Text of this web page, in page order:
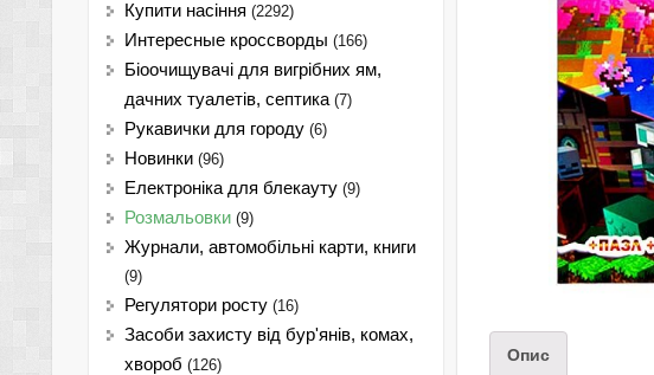
Опис
Купити насіння (2292)
Интересные кроссворды (166)
Біоочищувачі для вигрібних ям,
дачних туалетів, септика (7)
Рукавички для городу (6)
Новинки (96)
Електроніка для блекауту (9)
Розмальовки (9)
Журнали, автомобільні карти, книги
(9)
Регулятори росту (16)
Засоби захисту від бур'янів, комах,
хвороб (126)